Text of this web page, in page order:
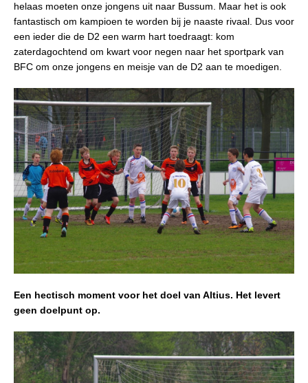
helaas moeten onze jongens uit naar Bussum. Maar het is ook
fantastisch om kampioen te worden bij je naaste rivaal. Dus voor
een ieder die de D2 een warm hart toedraagt: kom
zaterdagochtend om kwart voor negen naar het sportpark van
BFC om onze jongens en meisje van de D2 aan te moedigen.
Een hectisch moment voor het doel van Altius. Het levert
geen doelpunt op.